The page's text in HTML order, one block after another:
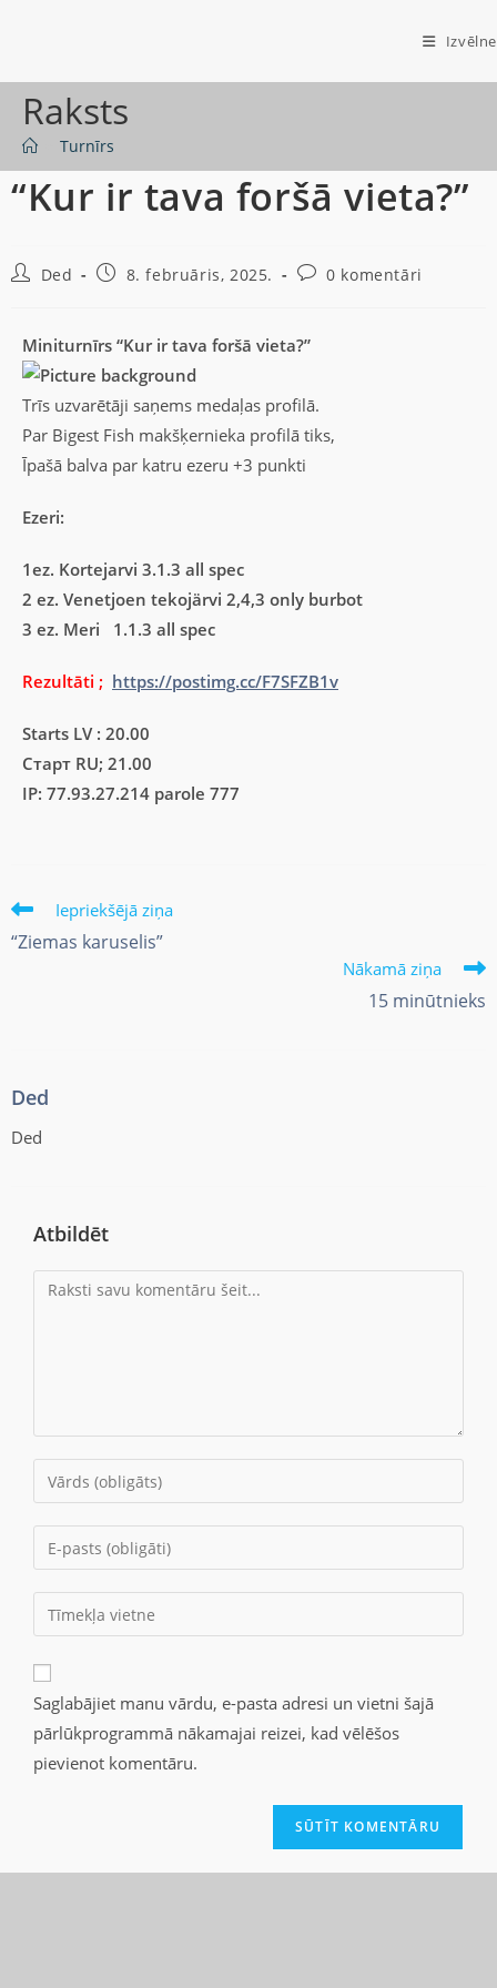
Izvēlne
Raksts
Turnīrs
“Kur ir tava foršā vieta?”
Ded 8. februāris, 2025. 0 komentāri
Miniturnīrs “Kur ir tava foršā vieta?”
Trīs uzvarētāji saņems medaļas profilā.
Par Bigest Fish makšķernieka profilā tiks,
Īpašā balva par katru ezeru +3 punkti
Ezeri:
1ez. Kortejarvi 3.1.3 all spec
2 ez. Venetjoen tekojärvi 2,4,3 only burbot
3 ez. Meri 1.1.3 all spec
Rezultāti ; https://postimg.cc/F7SFZB1v
Starts LV : 20.00
Старт RU; 21.00
IP: 77.93.27.214 parole 777
Iepriekšējā ziņa
“Ziemas karuselis”
Nākamā ziņa
15 minūtnieks
Ded
Ded
Atbildēt
Saglabājiet manu vārdu, e-pasta adresi un vietni šajā
pārlūkprogrammā nākamajai reizei, kad vēlēšos
pievienot komentāru.